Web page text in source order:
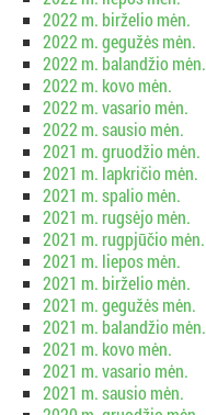
2022 m. birželio mėn.
2022 m. gegužės mėn.
2022 m. balandžio mėn.
2022 m. kovo mėn.
2022 m. vasario mėn.
2022 m. sausio mėn.
2021 m. gruodžio mėn.
2021 m. lapkričio mėn.
2021 m. spalio mėn.
2021 m. rugsėjo mėn.
2021 m. rugpjūčio mėn.
2021 m. liepos mėn.
2021 m. birželio mėn.
2021 m. gegužės mėn.
2021 m. balandžio mėn.
2021 m. kovo mėn.
2021 m. vasario mėn.
2021 m. sausio mėn.